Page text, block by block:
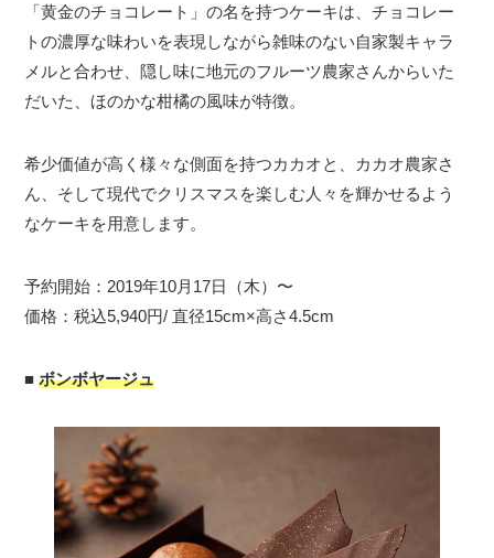
「黄金のチョコレート」の名を持つケーキは、チョコレー
トの濃厚な味わいを表現しながら雑味のない自家製キャラ
メルと合わせ、隠し味に地元のフルーツ農家さんからいた
だいた、ほのかな柑橘の風味が特徴。
希少価値が高く様々な側面を持つカカオと、カカオ農家さ
ん、そして現代でクリスマスを楽しむ人々を輝かせるよう
なケーキを用意します。
予約開始：2019年10月17日（木）〜
価格：税込5,940円/ 直径15cm×高さ4.5cm
■ボンボヤージュ